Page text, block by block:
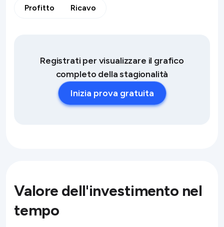
Profitto Ricavo
Registrati per visualizzare il grafico
completo della stagionalità
Inizia prova gratuita
Valore dell'investimento nel
tempo